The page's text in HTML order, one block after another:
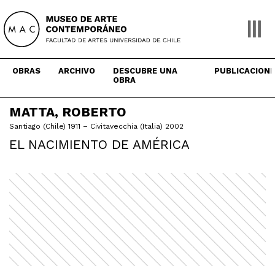
content
OBRAS ARCHIVO
DESCUBRE UNA
OBRA
MATTA, ROBERTO
Santiago (Chile) 1911 – Civitavecchia (Italia) 2002
EL NACIMIENTO DE AMÉRICA